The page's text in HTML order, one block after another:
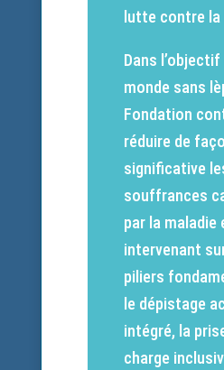
lutte contre la
Dans l’objectif
monde sans
Fondation
réduire de
significative
souffrances
par la maladie
intervenant
piliers
le dépistage
intégré, la
charge